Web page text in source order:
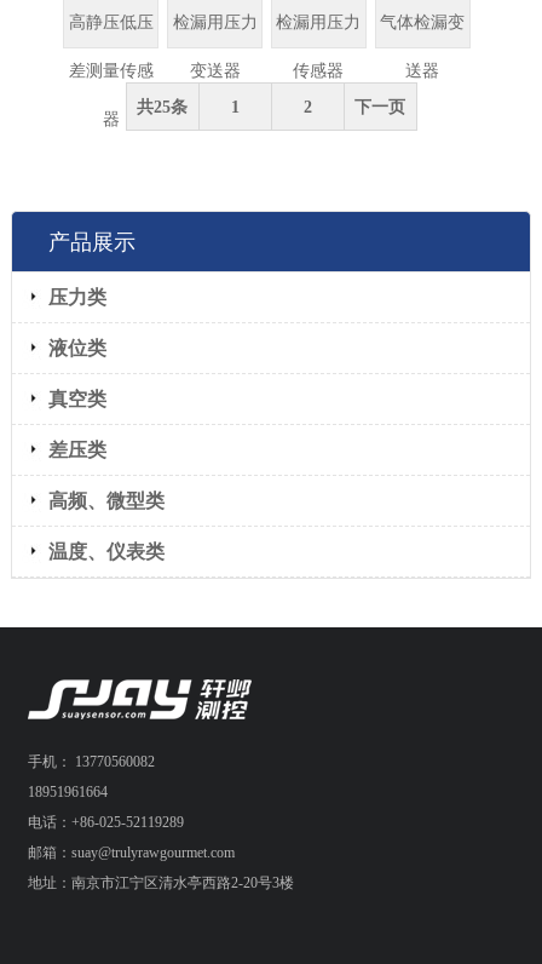
高静压低压
差测量传感
器
检漏用压力
变送器
检漏用压力
传感器
气体检漏变
送器
共25条 1 2 下一页
产品展示
压力类
液位类
真空类
差压类
高频、微型类
温度、仪表类
手机： 13770560082
18951961664
电话：+86-025-52119289
邮箱：suay@trulyrawgourmet.com
地址：南京市江宁区清水亭西路2-20号3楼